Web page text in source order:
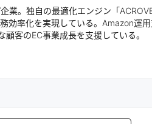
業。独自の最適化エンジン「
効率化を実現している。Amazon運
客のEC事業成長を支援している。